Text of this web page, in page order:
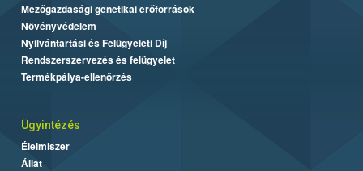
Mezőgazdasági genetikai erőforrások
Növényvédelem
Nyilvántartási és Felügyeleti Díj
Rendszerszervezés és felügyelet
Termékpálya-ellenőrzés
Ügyintézés
Élelmiszer
Állat